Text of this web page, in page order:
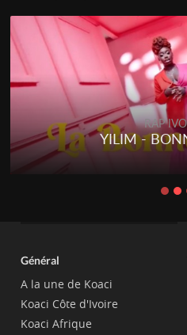
RAP
YILIM -
Général
A la une de Koaci
Koaci Côte d'Ivoire
Koaci Afrique